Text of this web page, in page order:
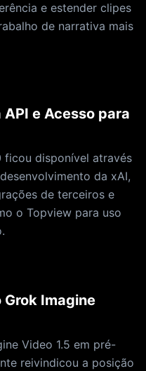
e estender clipes
de narrativa mais
e Acesso para
ficou disponível através
da xAI,
de terceiros e
o Topview para uso
Imagine
Video 1.5 em pré-
reivindicou a posição